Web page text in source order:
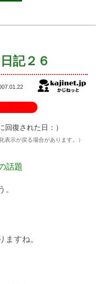
記２６
回復された日： ）
表示が戻る場合があります。）
話題
。
ますね。